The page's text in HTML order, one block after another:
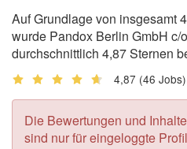
Auf Grundlage von insgesamt
wurde Pandox Berlin GmbH
durchschnittlich 4,87 Sternen
4,87 (46 Jobs)
Die Bewertungen und
sind nur für eingeloggte